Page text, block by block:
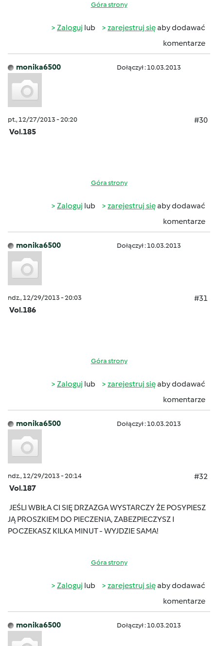
Góra strony
Zaloguj lub zarejestruj sięaby dodawać
komentarze
monika6500 Dołączył : 10.03.2013
pt., 12/27/2013 - 20:20
#30
Vol.185
Góra strony
Zaloguj lub zarejestruj sięaby dodawać
komentarze
monika6500 Dołączył : 10.03.2013
ndz., 12/29/2013 - 20:03
#31
Vol.186
Góra strony
Zaloguj lub zarejestruj sięaby dodawać
komentarze
monika6500 Dołączył : 10.03.2013
ndz., 12/29/2013 - 20:14
#32
Vol.187
JEŚLI WBIŁA CI SIĘ DRZAZGA WYSTARCZY ŻE POSYPIESZ
JĄ PROSZKIEM DO PIECZENIA, ZABEZPIECZYSZ I
POCZEKASZ KILKA MINUT - WYJDZIE SAMA!
Góra strony
Zaloguj lub zarejestruj sięaby dodawać
komentarze
monika6500 Dołączył : 10.03.2013